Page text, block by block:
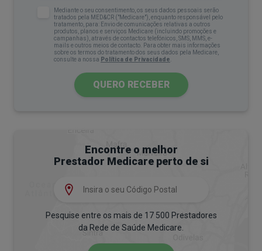
Dificuldades de concentraçãoe decisão;
Sentimentos de culpa, inutilidade ou
desesperança;
Dores e outros sintomas físicos sem
A depressão “tem fases”?
obrigatórias da depressão. O que se descreve, de
forma mais rigorosa, é o curso.Por exemplo, início
gradual, agravamento, persistência, remissão com
tratamento e possível recorrência em alguns
Mediante o seu consentimento, os seus dados pessoais serão
tratados pela MED&CR ("Medicare"), enquanto responsável pelo
tratamento, para: Envio de comunicações relativas a outros
produtos, planos e serviços Medicare (incluindo promoções e
campanhas), através de contactos telefónicos, SMS, MMS, e-
mails e outros meios de contacto. Para obter mais informações
sobre os termos do tratamento dos seus dados pela Medicare,
consulte a nossa Política de Privacidade
QUERO RECEBER
Encontre o melhor
Prestador Medicare perto de si
Pesquise entre os mais de 17 500 Prestadores
da Rede de Saúde Medicare.